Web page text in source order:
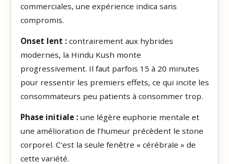
commerciales, une expérience indica sans
compromis.
Onset lent :contrairement aux hybrides
modernes, la Hindu Kush monte
progressivement. Il faut parfois 15 à 20 minutes
pour ressentir les premiers effets, ce qui incite les
consommateurs peu patients à consommer trop.
Phase initiale :une légère euphorie mentale et
une amélioration de l’humeur précèdent le stone
corporel. C’est la seule fenêtre « cérébrale » de
cette variété.